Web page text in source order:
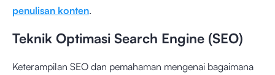
penulisan konten.
Teknik Optimasi Search Engine (SEO)
Keterampilan SEO dan pemahaman mengenai bagaimana